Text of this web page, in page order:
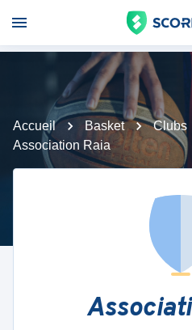
Accueil Basket Clubs
Association Raia